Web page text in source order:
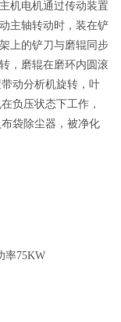
机电机通过传动装置
主轴转动时，装在铲
上的铲刀与磨辊同步
，磨辊在磨环内圆滚
动分析机旋转，叶
负压状态下工作，
袋除尘器，被净化
率75KW